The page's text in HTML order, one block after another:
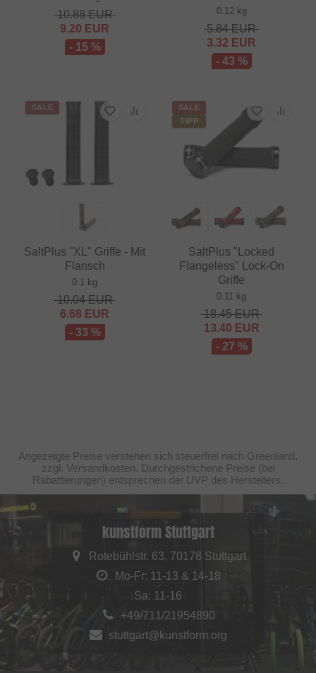
10.88EUR
9.20 EUR
- 15 %
0.12 kg
5.84EUR
3.32 EUR
- 43 %
SALE
SaltPlus "XL" Griffe - Mit
Flansch
0.1 kg
10.04EUR
6.68 EUR
- 33 %
SALE
TIPP
SaltPlus "Locked
Flangeless" Lock-On
Griffe
0.11 kg
18.45EUR
13.40 EUR
- 27 %
Angezeigte Preise verstehen sich steuerfrei nach Greenland,
zzgl. Versandkosten. Durchgestrichene Preise (bei
Rabattierungen) entsprechen der UVP des Herstellers.
kunstform Stuttgart
Rotebühlstr. 63, 70178 Stuttgart
Mo-Fr: 11-13 & 14-18
Sa: 11-16
+49/711/21954890
stuttgart@kunstform.org